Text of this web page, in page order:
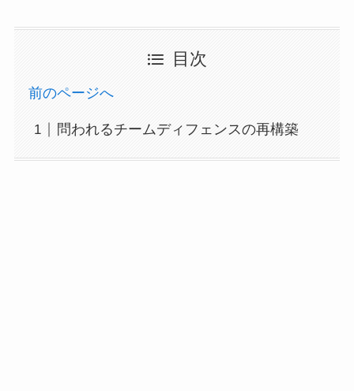
目次
前のページへ
問われるチームディフェンスの再構築